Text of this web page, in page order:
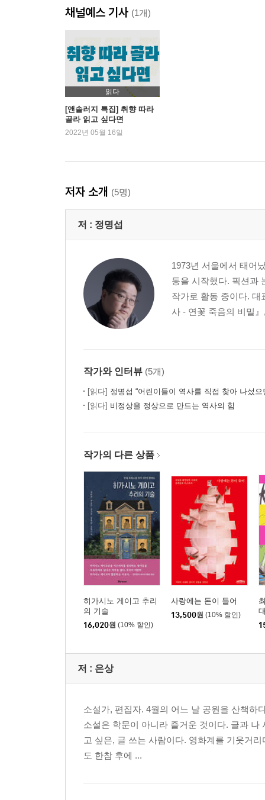
채널예스 기사 (1개)
읽다
[앤솔러지 특집] 취향 따라
골라 읽고 싶다면
2022년 05월 16일
저자 소개 (5명)
저 : 정명섭
1973년 서울에서 태어
동을 시작했다. 픽션과
작가로 활동 중이다.
사 - 연꽃 죽음의 비밀
작가와 인터뷰 (5개)
[읽다] 정명섭 “어린이들이 역사를 직접 찾아 나섰으
[읽다] 비정상을 정상으로 만드는 역사의 힘
작가의 다른 상품
히가시노 게이고 추리
의 기술
16,020원 (10% 할인)
사랑에는 돈이 들어
13,500원 (10% 할인)
저 : 은상
소설가, 편집자. 4월의 어느 날 공원을 산책하
소설은 학문이 아니라 즐거운 것이다. 글과
고 싶은, 글 쓰는 사람이다. 영화계를 기웃거
도 한참 후에 ...